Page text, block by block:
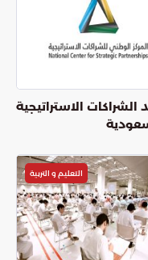
اﻟﺸﺮاﻛﺎت اﻻﺳﺘﺮاﺗﻴﺠﻴﺔ
التعليم و التربية